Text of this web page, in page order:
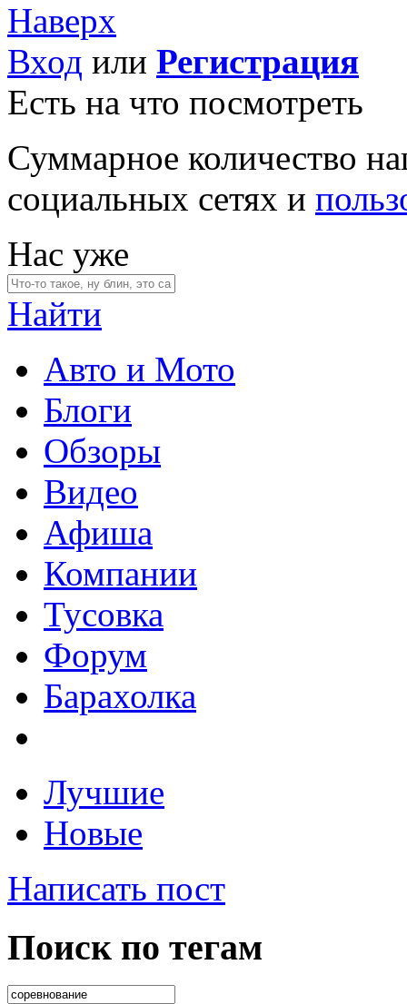
Наверх
Вход или Регистрация
Есть на что посмотреть
Суммарное количество
социальных сетях и
Нас уже
Найти
Авто и Мото
Блоги
Обзоры
Видео
Афиша
Компании
Тусовка
Форум
Барахолка
Лучшие
Новые
Написать пост
Поиск по тегам